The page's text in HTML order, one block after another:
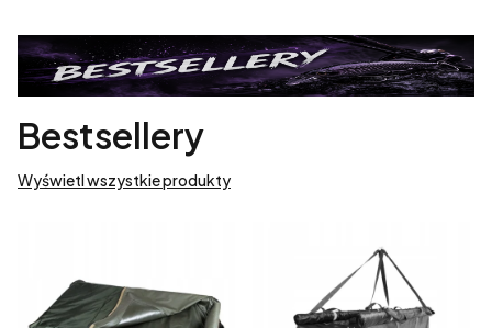
Bestsellery
Wyświetl wszystkie produkty